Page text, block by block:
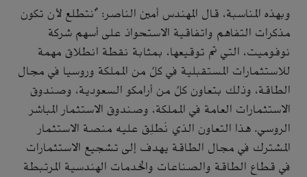
وبهذه المناسبة، قال المهندس أمين الناصر: "نتطلع لأن تكون
مذكرات التفاهم واتفاقية الاستحواذ على أسهم شركة
نوفوميت، التي تم توقيعها، بمثابة نقطة انطلاق مهمة
للاستثمارات المستقبلية في كلٍّ من المملكة وروسيا في مجال
الطاقة، وذلك بتعاون كلٍّ من أرامكو السعودية، وصندوق
الاستثمارات العامة في المملكة، وصندوق الاستثمار المباشر
الروسي. هذا التعاون الذي نُطلِق عليه منصة الاستثمار
المشترك في مجال الطاقة يهدف إلى تشجيع الاستثمارات
في قطاع الطاقة والصناعات والخدمات الهندسية المرتبطة